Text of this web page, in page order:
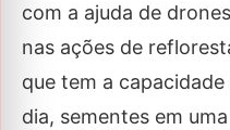
com a ajuda de
nas ações de
que tem a
dia, sementes em